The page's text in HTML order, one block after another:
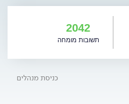
2042
תשובות מומחה
כניסת מנהלים